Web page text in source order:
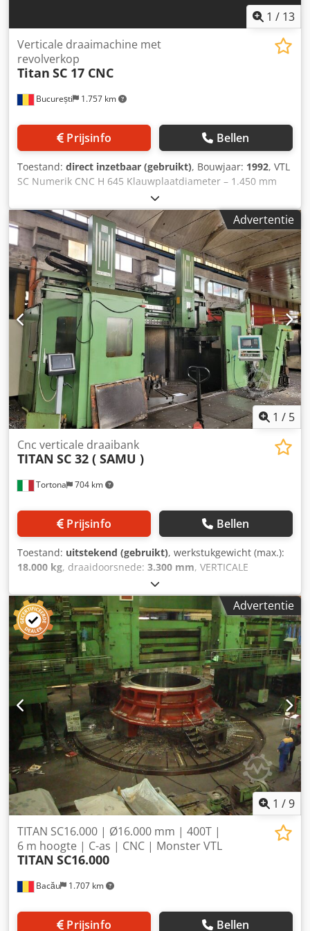
1 / 13
București 1.757 km
Verticale draaimachine met
revolverkop
Titan SC 17 CNC
Prijsinfo Bellen
Toestand: direct inzetbaar (gebruikt), Bouwjaar: 1992, VTL
SC Numerik CNC H 645 Klauwplaatdiameter – 1.450 mm
Maximale draaidiameter – 1.650 mm Werkstukhoogte –
1.200 mm Dkodpfjzibuxsx Ahqsr Tafelsnelheid – 2–200
omw/min Werkvoedingssnelheid – 0,1–400 mm/min Snelle
traverse – 4.000 mm/min Hoofdmotor – 55 kW Gewicht – ca.
21 ton Video van de machine onder stroom beschikbaar!
Advertentie
1 / 5
Tortona 704 km
Cnc verticale draaibank
TITAN SC 32 ( SAMU )
Prijsinfo Bellen
Toestand: uitstekend (gebruikt), werkstukgewicht (max.):
18.000 kg, draaidoorsnede: 3.300 mm, VERTICALE
DRAAIBANK TITAN SC 32 (SAMU) – 2 SLEDS
TAFELDIAMETER: 3000 mm BEWERKBARE DIAMETER: 3300
mm MAXIMAAL TOEGESTAAN GEWICHT: 18 TON
SLEDSECTIE: 250 X 250 mm SLEDSLENGTE: 1200 mm
MAXIMAAL TOEGESTAAN HOOGTE: 2300 mm
SPILMOTORENVERMOGEN: 60 kW AANTAL
GEREEDSCHAPSWISSELAARS: 2 x 12 POSITIES Dkodpfeyyp
Spsx Ahqer CNC: SIEMENS 840 D
Advertentie
1 /9
Bacău 1.707 km
TITAN SC16.000 | Ø16.000 mm | 400T |
6 m hoogte | C-as | CNC | Monster VTL
TITAN SC16.000
Prijsinfo Bellen